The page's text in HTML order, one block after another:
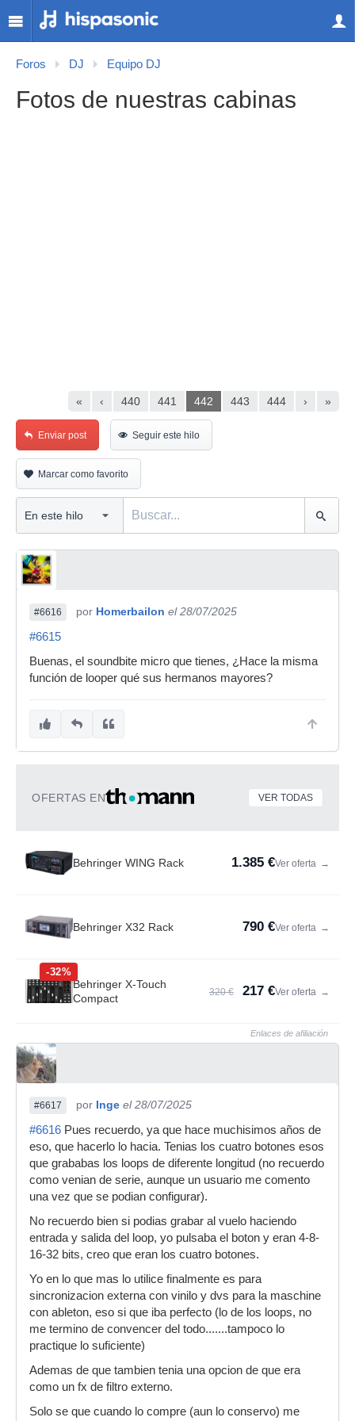
Foros DJ Equipo DJ
Fotos de nuestras cabinas
« ‹ 440 441 442 443 444 › »
Enviar post Seguir este hilo
Marcar como favorito
#6616 por Homerbailon el 28/07/2025
#6615
Buenas, el soundbite micro que tienes, ¿Hace la misma
función de looper qué sus hermanos mayores?
OFERTAS EN VER TODAS
Behringer WING Rack 1.385 €Ver oferta →
Behringer X32 Rack 790 €Ver oferta →
-32%
Behringer X-Touch
Compact
320 € 217 €Ver oferta →
Enlaces de afiliación
#6617 por Inge el 28/07/2025
#6616 Pues recuerdo, ya que hace muchisimos años de
eso, que hacerlo lo hacia. Tenias los cuatro botones esos
que grababas los loops de diferente longitud (no recuerdo
como venian de serie, aunque un usuario me comento
una vez que se podian configurar).
No recuerdo bien si podias grabar al vuelo haciendo
entrada y salida del loop, yo pulsaba el boton y eran 4-8-
16-32 bits, creo que eran los cuatro botones.
Yo en lo que mas lo utilice finalmente es para
sincronizacion externa con vinilo y dvs para la maschine
con ableton, eso si que iba perfecto (lo de los loops, no
me termino de convencer del todo.......tampoco lo
practique lo suficiente)
Ademas de que tambien tenia una opcion de que era
como un fx de filtro externo.
Solo se que cuando lo compre (aun lo conservo) me